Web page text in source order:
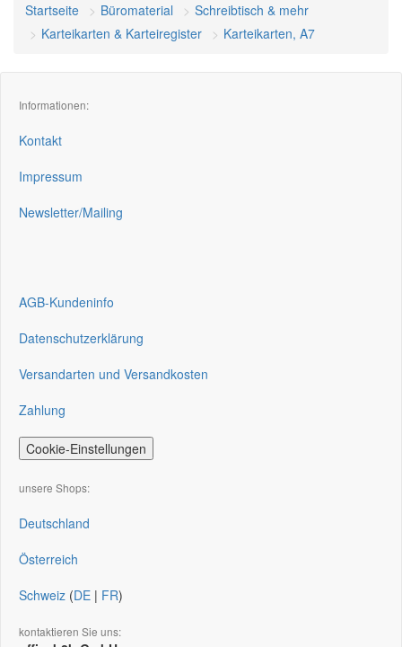
Startseite Büromaterial
Schreibtisch & mehr
Karteikarten & Karteiregister
Karteikarten, A7
Informationen:
Kontakt
Impressum
Newsletter/Mailing
AGB-Kundeninfo
Datenschutzerklärung
Versandarten und Versandkosten
Zahlung
Cookie-Einstellungen
unsere Shops:
Deutschland
Österreich
Schweiz (DE | FR)
kontaktieren Sie uns: